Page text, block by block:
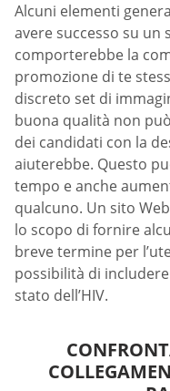
Alcuni elementi
avere successo su un
comporterebbe la
promozione di te
discreto set di
buona qualità non
dei candidati con la
aiuterebbe. Questo
tempo e anche
qualcuno. Un sito
lo scopo di fornire
breve termine per
possibilità di
stato dell’HIV.